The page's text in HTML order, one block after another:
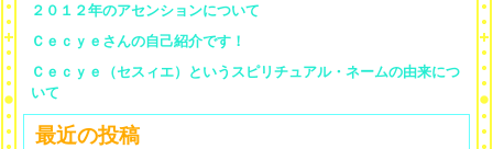
２０１２年のアセンションについて
Ｃｅｃｙｅさんの自己紹介です！
Ｃｅｃｙｅ（セスィエ）というスピリチュアル・ネームの由来につ
いて
最近の投稿